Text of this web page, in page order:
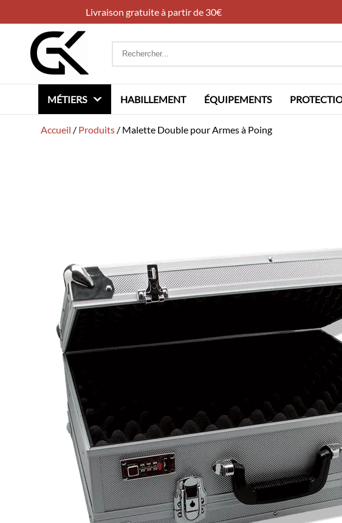
Livraison gratuite à partir de 30€
Rechercher
MÉTIERS HABILLEMENT ÉQUIPEMENTS
Accueil / Produits / Malette Double pour Armes à Poing